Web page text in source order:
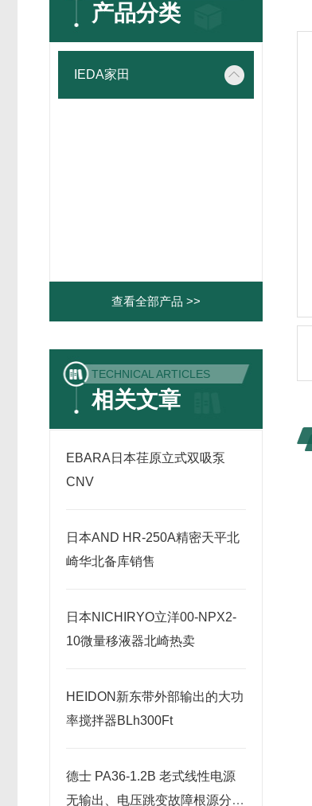
产品分类
IEDA家田
查看全部产品 >>
TECHNICAL ARTICLES
相关文章
​EBARA日本荏原立式双吸泵
CNV
日本AND HR-250A精密天平北
崎华北备库销售
日本NICHIRYO立洋00-NPX2-
10微量移液器北崎热卖
HEIDON新东带外部输出的大功
率搅拌器BLh300Ft
德士 PA36-1.2B 老式线性电源
无输出、电压跳变故障根源分析